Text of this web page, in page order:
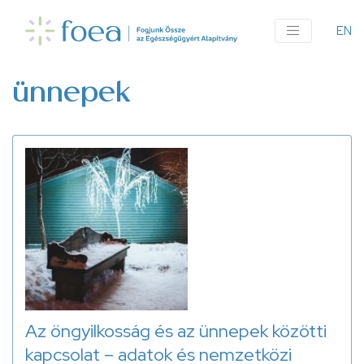
tartalomra
EN
ünnepek
Az öngyilkosság és az ünnepek közötti
kapcsolat – adatok és nemzetközi